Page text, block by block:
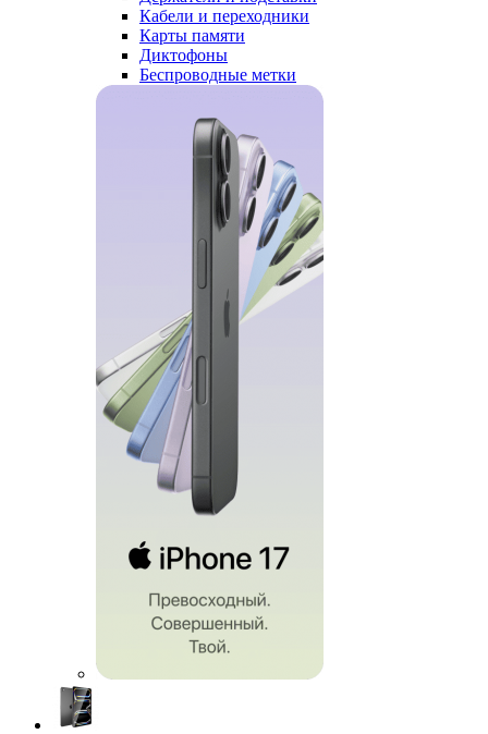
Кабели и переходники
Карты памяти
Диктофоны
Беспроводные метки